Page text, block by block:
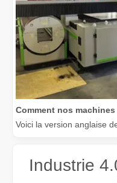
Voici la version anglaise
Industrie